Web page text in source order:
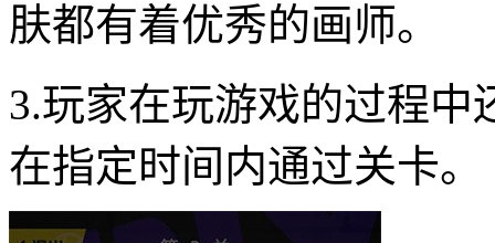
肤都有着优秀的画师。
3.玩家在玩游戏的过程
在指定时间内通过关卡。